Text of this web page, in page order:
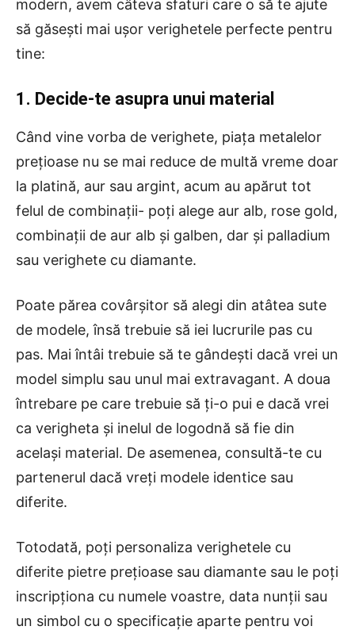
modern, avem câteva sfaturi care o să te ajute
să găseşti mai uşor verighetele perfecte pentru
tine:
1. Decide-te asupra unui material
Când vine vorba de verighete, piaţa metalelor
preţioase nu se mai reduce de multă vreme doar
la platină, aur sau argint, acum au apărut tot
felul de combinaţii- poţi alege aur alb, rose gold,
combinaţii de aur alb şi galben, dar şi palladium
sau verighete cu diamante.
Poate părea covârşitor să alegi din atâtea sute
de modele, însă trebuie să iei lucrurile pas cu
pas. Mai întâi trebuie să te gândeşti dacă vrei un
model simplu sau unul mai extravagant. A doua
întrebare pe care trebuie să ţi-o pui e dacă vrei
ca verigheta şi inelul de logodnă să fie din
acelaşi material. De asemenea, consultă-te cu
partenerul dacă vreţi modele identice sau
diferite.
Totodată, poți personaliza verighetele cu
diferite pietre prețioase sau diamante sau le poți
inscripționa cu numele voastre, data nunții sau
un simbol cu o specificație aparte pentru voi